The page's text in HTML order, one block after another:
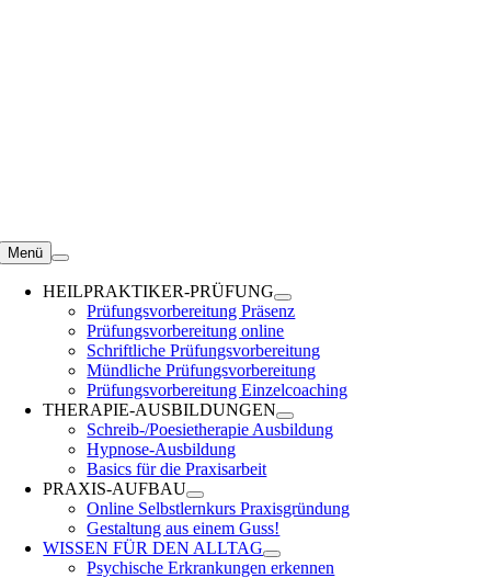
Menü
HEILPRAKTIKER-PRÜFUNG
Prüfungsvorbereitung Präsenz
Prüfungsvorbereitung online
Schriftliche Prüfungsvorbereitung
Mündliche Prüfungsvorbereitung
Prüfungsvorbereitung Einzelcoaching
THERAPIE-AUSBILDUNGEN
Schreib-/Poesietherapie Ausbildung
Hypnose-Ausbildung
Basics für die Praxisarbeit
PRAXIS-AUFBAU
Online Selbstlernkurs Praxisgründung
Gestaltung aus einem Guss!
WISSEN FÜR DEN ALLTAG
Psychische Erkrankungen erkennen